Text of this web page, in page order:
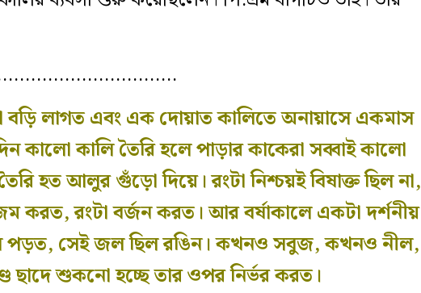
লাগত এবং এক দোয়াত কালিতে অনায়াসে একমাস
কালো কালি তৈরি হলে পাড়ার কাকেরা সব্বাই কালো
হত আলুর গুঁড়ো দিয়ে। রংটা নিশ্চয়ই বিষাক্ত ছিল না,
করত, রংটা বর্জন করত। আর বর্ষাকালে একটা দর্শনীয়
পড়ত, সেই জল ছিল রঙিন। কখনও সবুজ, কখনও নীল,
শুকনো হচ্ছে তার ওপর নির্ভর করত।